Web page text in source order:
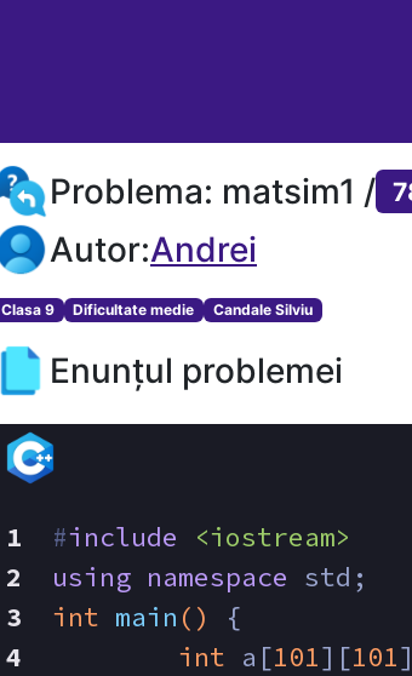
Problema: matsim1 /
Autor:Andrei
Clasa 9 Dificultate medie Candale Silviu
Enunțul problemei
#include
<iostream>
using namespace std;
int main ()
{
int a[101][101